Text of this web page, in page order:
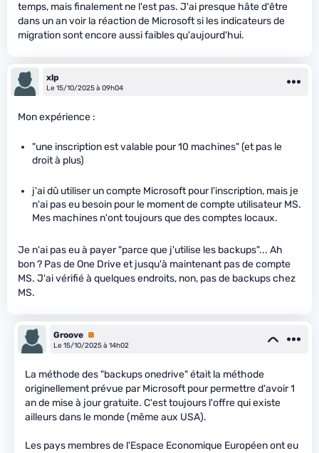
temps, mais finalement ne l'est pas. J'ai presque hâte d'être
dans un an voir la réaction de Microsoft si les indicateurs de
migration sont encore aussi faibles qu'aujourd'hui.
xlp
Le 15/10/2025 à 09h04
Mon expérience :
"une inscription est valable pour 10 machines" (et pas le
droit à plus)
j'ai dû utiliser un compte Microsoft pour l'inscription, mais je
n'ai pas eu besoin pour le moment de compte utilisateur MS.
Mes machines n'ont toujours que des comptes locaux.
Je n'ai pas eu à payer "parce que j'utilise les backups"... Ah
bon ? Pas de One Drive et jusqu'à maintenant pas de compte
MS. J'ai vérifié à quelques endroits, non, pas de backups chez
MS.
Groove Premium
Le 15/10/2025 à 14h02
La méthode des "backups onedrive" était la méthode
originellement prévue par Microsoft pour permettre d'avoir 1
an de mise à jour gratuite. C'est toujours l'offre qui existe
ailleurs dans le monde (même aux USA).
Les pays membres de l'Espace Economique Européen ont eu